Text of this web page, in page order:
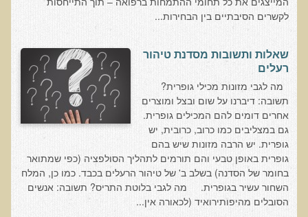
היסטוריה כרונולוגית
שאלון Identi-T Stress Assesment
שאלון נוירוביהוויוראלי
שאלון מערכת התריס
שאלון אלרגיות למזון
בדיקת טמפרטורה
שאלון אוטואימוני
שאלון קנדידה
שאלון סימפטומים של קרינת רדיו
לקשרים הסיבתיים בין הבחירות...
שאלות ותשובות מסדנת טיהור
רעלים
מה לגבי מזונות מכילי גופרית?
תשובה: דיברנו על שום ובצל ומוצרים
אחרים דומים להם המכילים גופרית.
גם במצליבים כמו כרוב, כרובית, יש
גופרית. יש הרבה מזונות שיש בהם
גופרית באופן טבעי והם תורמים לתהליך הסולפציה (כפי שמתואר
בחומר של הסדנה) בשלב ב' של טיהור הרעלים בכבד. כמו כן, המלח
השחור עשיר בגופרית. מה לגבי בלוטת התריס? תשובה: אנשים
הסובלים מהיפותירואיד (לכאורה אין...